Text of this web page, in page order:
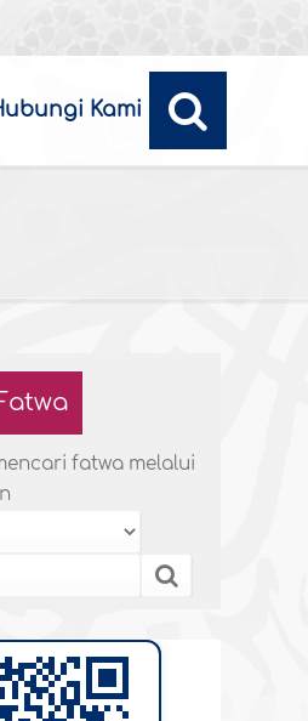
Kami
fatwa melalui